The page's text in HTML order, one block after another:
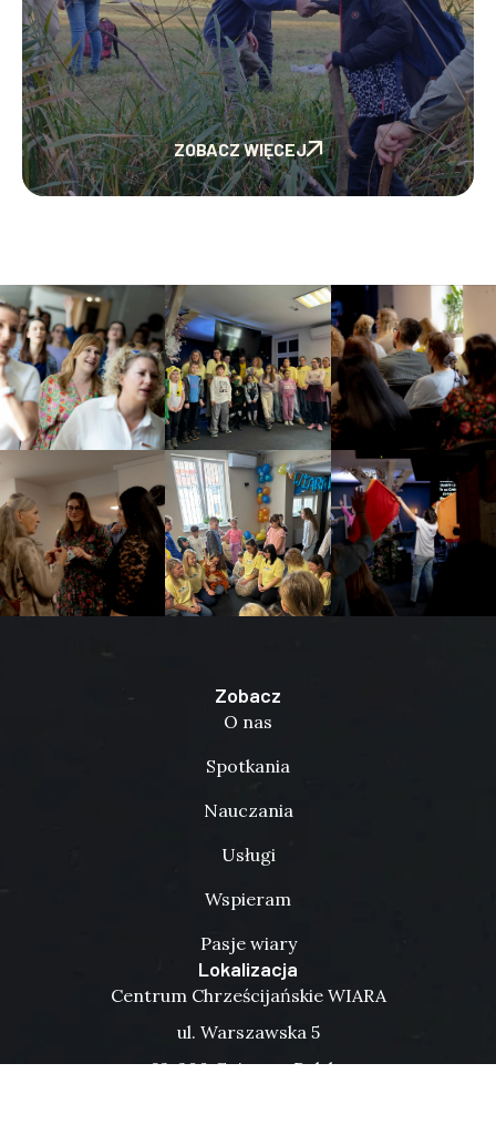
ZOBACZ WIĘCEJ
Zobacz
O nas
Spotkania
Nauczania
Usługi
Wspieram
Pasje wiary
Lokalizacja
Centrum Chrześcijańskie WIARA
ul. Warszawska 5
62-200 Gniezno, Polska